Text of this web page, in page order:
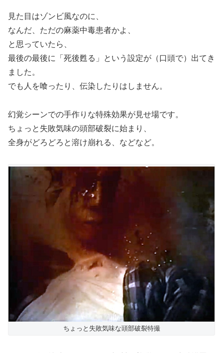
見た目はゾンビ風なのに、
なんだ、ただの麻薬中毒患者かよ、
と思っていたら、
最後の最後に「死後甦る」という設定が（口頭で）出てき
ました。
でも人を喰ったり、伝染したりはしません。
幻覚シーンでの手作りな特殊効果が見せ場です。
ちょっと失敗気味の頭部破裂に始まり、
全身がどろどろと溶け崩れる、などなど。
ちょっと失敗気味な頭部破裂特撮